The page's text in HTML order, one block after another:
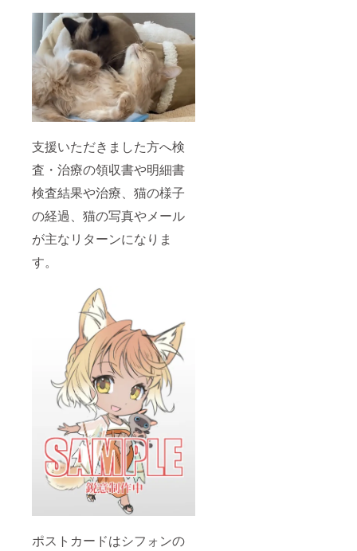
支援いただきました方へ検
査・治療の領収書や明細書
検査結果や治療、猫の様子
の経過、猫の写真やメール
が主なリターンになりま
す。
ポストカードはシフォンの